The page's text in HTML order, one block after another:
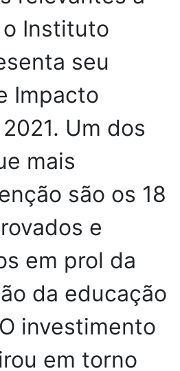
Instituto
seu
Impacto
Um dos
mais
são os 18
e
em prol da
da educação
investimento
em torno